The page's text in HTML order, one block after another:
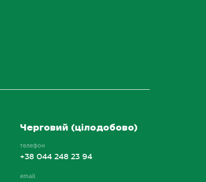
Черговий (цілодобово)
телефон
+38 044 248 23 94
email